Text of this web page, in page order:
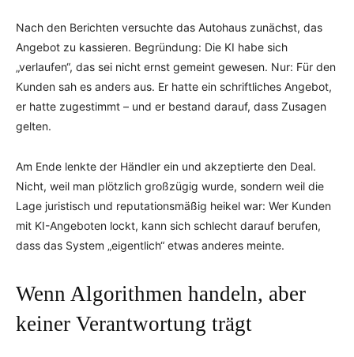
Nach den Berichten versuchte das Autohaus zunächst, das
Angebot zu kassieren. Begründung: Die KI habe sich
„verlaufen“, das sei nicht ernst gemeint gewesen. Nur: Für den
Kunden sah es anders aus. Er hatte ein schriftliches Angebot,
er hatte zugestimmt – und er bestand darauf, dass Zusagen
gelten.
Am Ende lenkte der Händler ein und akzeptierte den Deal.
Nicht, weil man plötzlich großzügig wurde, sondern weil die
Lage juristisch und reputationsmäßig heikel war: Wer Kunden
mit KI-Angeboten lockt, kann sich schlecht darauf berufen,
dass das System „eigentlich“ etwas anderes meinte.
Wenn Algorithmen handeln, aber
keiner Verantwortung trägt